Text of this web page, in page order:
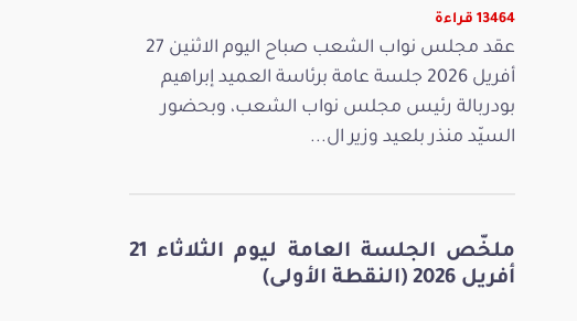
13464 قراءة
عقد مجلس نواب الشعب صباح اليوم الاثنين 27
أفريل 2026 جلسة عامة برئاسة العميد إبراهيم
بودربالة رئيس مجلس نواب الشعب، وبحضور
السيّد منذر بلعيد وزير ال...
ملخّص الجلسة العامة ليوم الثلاثاء 21
أفريل 2026 (النقطة الأولى)